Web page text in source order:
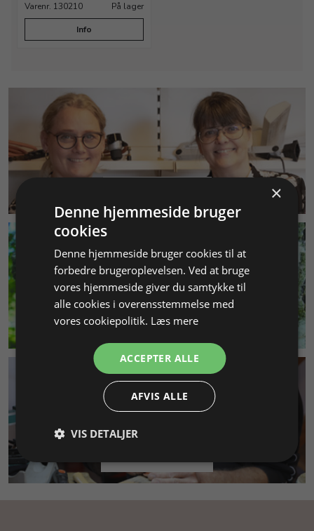
Varenr. 130210
På lager
Info
MILJØ & BÆREDYGTIGHED
SMYKKEKURSUS
×
Denne hjemmeside bruger
cookies
Denne hjemmeside bruger cookies til at
forbedre brugeroplevelsen. Ved at bruge
vores hjemmeside giver du samtykke til
alle cookies i overensstemmelse med
vores cookiepolitik. Læs mere
ACCEPTER ALLE
AFVIS ALLE
VIS DETALJER